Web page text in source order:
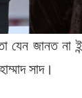
জানত না
সাদ।